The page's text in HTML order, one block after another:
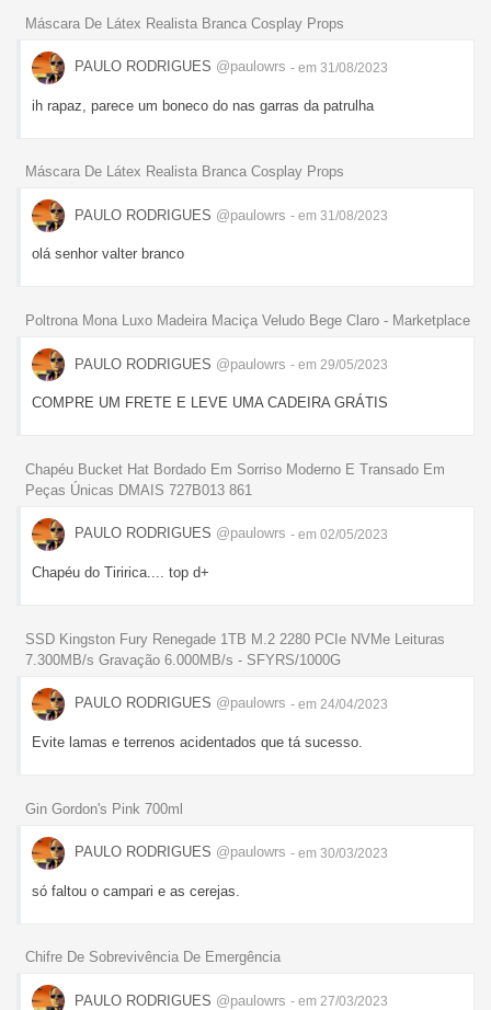
Máscara De Látex Realista Branca Cosplay Props
PAULO RODRIGUES @paulowrs - em 31/08/2023
ih rapaz, parece um boneco do nas garras da patrulha
Máscara De Látex Realista Branca Cosplay Props
PAULO RODRIGUES @paulowrs - em 31/08/2023
olá senhor valter branco
Poltrona Mona Luxo Madeira Maciça Veludo Bege Claro - Marketplace
PAULO RODRIGUES @paulowrs - em 29/05/2023
COMPRE UM FRETE E LEVE UMA CADEIRA GRÁTIS
Chapéu Bucket Hat Bordado Em Sorriso Moderno E Transado Em
Peças Únicas DMAIS 727B013 861
PAULO RODRIGUES @paulowrs - em 02/05/2023
Chapéu do Tiririca.... top d+
SSD Kingston Fury Renegade 1TB M.2 2280 PCIe NVMe Leituras
7.300MB/s Gravação 6.000MB/s - SFYRS/1000G
PAULO RODRIGUES @paulowrs - em 24/04/2023
Evite lamas e terrenos acidentados que tá sucesso.
Gin Gordon's Pink 700ml
PAULO RODRIGUES @paulowrs - em 30/03/2023
só faltou o campari e as cerejas.
Chifre De Sobrevivência De Emergência
PAULO RODRIGUES @paulowrs - em 27/03/2023